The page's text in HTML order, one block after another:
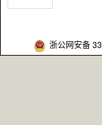
浙公网安备